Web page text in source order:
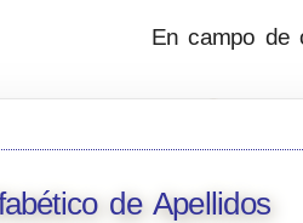
En campo de
de Apellidos